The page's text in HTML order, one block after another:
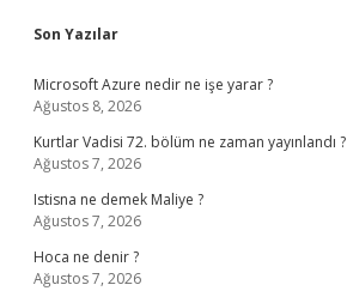
Sidebar
Son Yazılar
Microsoft Azure nedir ne işe yarar ?
Ağustos 8, 2026
Kurtlar Vadisi 72. bölüm ne zaman yayınlandı ?
Ağustos 7, 2026
Istisna ne demek Maliye ?
Ağustos 7, 2026
Hoca ne denir ?
Ağustos 7, 2026